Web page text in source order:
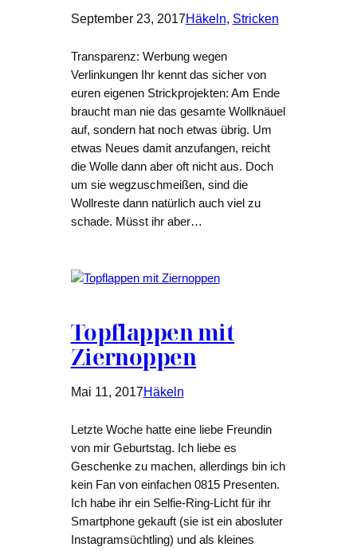
September 23, 2017Häkeln, Stricken
Transparenz: Werbung wegen
Verlinkungen Ihr kennt das sicher von
euren eigenen Strickprojekten: Am Ende
braucht man nie das gesamte Wollknäuel
auf, sondern hat noch etwas übrig. Um
etwas Neues damit anzufangen, reicht
die Wolle dann aber oft nicht aus. Doch
um sie wegzuschmeißen, sind die
Wollreste dann natürlich auch viel zu
schade. Müsst ihr aber…
Topflappen mit
Ziernoppen
Mai 11, 2017Häkeln
Letzte Woche hatte eine liebe Freundin
von mir Geburtstag. Ich liebe es
Geschenke zu machen, allerdings bin ich
kein Fan von einfachen 0815 Presenten.
Ich habe ihr ein Selfie-Ring-Licht für ihr
Smartphone gekauft (sie ist ein abosluter
Instagramsüchtling) und als kleines